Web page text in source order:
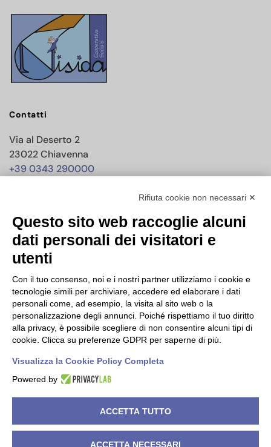
Contatti
Via al Deserto 2
23022 Chiavenna
+39 0343 290000
Dati societari
C.F./P.IVA 00619150147
Forma giuridica e qualificazione ai sensi del codice del Terzo
settore Cooperativa Sociale di tipo A.
N° Iscrizione Albo Delle Cooperative A119858
Iscrizione RUNTS 4050 del 21/03/2022
Cooperativa Sociale NISIDA. All rights reserved.
Rifiuta cookie non necessari ✕
Questo sito web raccoglie alcuni
dati personali dei visitatori e
utenti
Con il tuo consenso, noi e i nostri partner utilizziamo i cookie e
tecnologie simili per archiviare, accedere ed elaborare i dati
personali come, ad esempio, la visita al sito web o la
personalizzazione degli annunci. Poiché rispettiamo il tuo diritto
alla privacy, è possibile scegliere di non consentire alcuni tipi di
cookie. Clicca su preferenze GDPR per saperne di più.
Visualizza la Cookie Policy Completa
Powered by
ACCETTA TUTTO
ACCETTA NECESSARI